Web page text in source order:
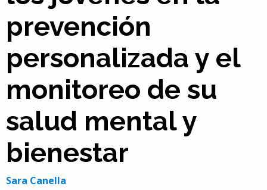
prevención
personalizada y el
monitoreo de su
salud mental y
bienestar
Sara Canella